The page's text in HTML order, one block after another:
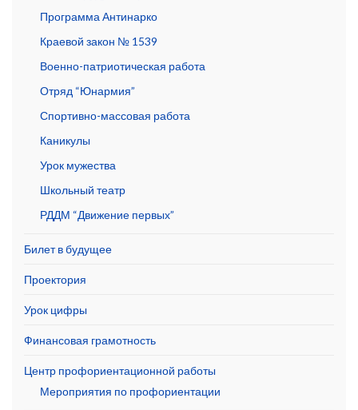
Программа Антинарко
Краевой закон № 1539
Военно-патриотическая работа
Отряд “Юнармия”
Спортивно-массовая работа
Каникулы
Урок мужества
Школьный театр
РДДМ “Движение первых”
Билет в будущее
Проектория
Урок цифры
Финансовая грамотность
Центр профориентационной работы
Мероприятия по профориентации